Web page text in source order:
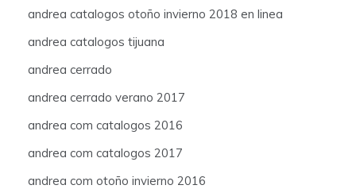
andrea catalogos otoño invierno 2018 en linea
andrea catalogos tijuana
andrea cerrado
andrea cerrado verano 2017
andrea com catalogos 2016
andrea com catalogos 2017
andrea com otoño invierno 2016